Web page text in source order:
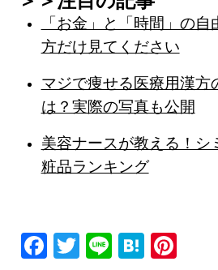
「お金」と「時間」の
方だけ見てください
マジで痩せる医療用漢方
は？実際の写真も公開
美容ナースが教える！シ
粧品ランキング
F
T
Li
H